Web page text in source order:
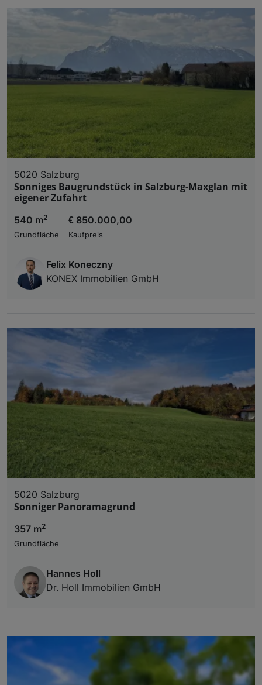
5020 Salzburg
Sonniges Baugrundstück in Salzburg-Maxglan mit
eigener Zufahrt
540 m2
Grundfläche
€ 850.000,00
Kaufpreis
Felix Koneczny
KONEX Immobilien GmbH
5020 Salzburg
Sonniger Panoramagrund
357 m2
Grundfläche
Hannes Holl
Dr. Holl Immobilien GmbH